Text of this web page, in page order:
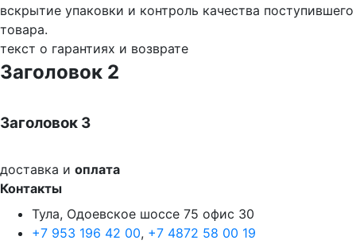
вскрытие упаковки и контроль качества поступившего
товара.
текст о гарантиях и возврате
Заголовок 2
Заголовок 3
доставка и оплата
Контакты
Тула, Одоевское шоссе 75 офис 30
+7 953 196 42 00, +7 4872 58 00 19